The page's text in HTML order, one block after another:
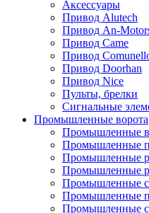
Аксессуары
Привод Alutech
Привод An-
Привод Came
Привод
Привод Doorhan
Привод Nice
Пульты, брелки
Сигнальные
Промышленные ворота
Промышленные
Промышленные
Промышленные
Промышленные
Промышленные
Промышленные
Промышленные